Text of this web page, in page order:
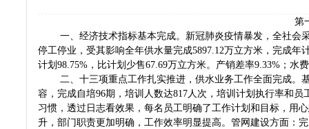
第
一、经济技术指标基本完成。新冠肺炎疫情暴发，全社会
停工停业，受其影响全年供水量完成5897.12万立方米，完成年
计划98.75%，比计划少售67.69万立方米。产销差率9.33%；水
二、十三项重点工作扎实推进，供水业务工作全面完成。
容，完成自培96期，培训人数达817人次，培训计划执行率和
习惯，透过日志看效果，每名员工明确了工作计划和目标，用
升，部门职责更加明确，工作效率明显提高。管网建设方面：